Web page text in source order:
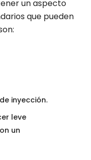
un aspecto
que pueden
inyección.
leve
un